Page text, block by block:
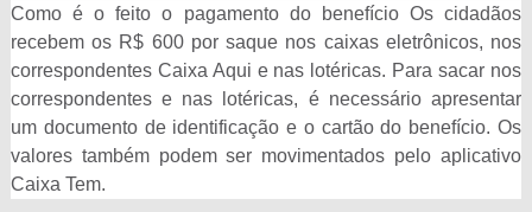
Como é o feito o pagamento do benefício Os cidadãos
recebem os R$ 600 por saque nos caixas eletrônicos, nos
correspondentes Caixa Aqui e nas lotéricas. Para sacar nos
correspondentes e nas lotéricas, é necessário apresentar
um documento de identificação e o cartão do benefício. Os
valores também podem ser movimentados pelo aplicativo
Caixa Tem.